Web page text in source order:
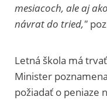
mesiacoch, ale aj
návrat do tried,"
Letná škola má
Minister
požiadať o peniaze